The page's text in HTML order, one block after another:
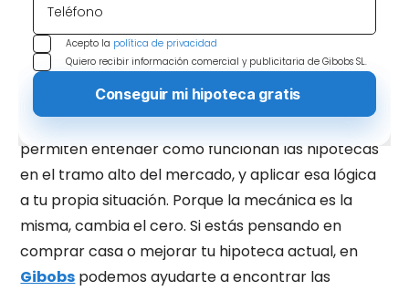
Teléfono
Acepto la política de privacidad
Quiero recibir información comercial y publicitaria de Gibobs SL.
del planeta.
privada en Miami, propiedades millonarias
una historia personal que convirtió sus casas en
noticias de portada.
Más allá del morbo, estas propiedades nos
permiten entender cómo funcionan las hipotecas
en el tramo alto del mercado, y aplicar esa lógica
a tu propia situación. Porque la mecánica es la
misma, cambia el cero. Si estás pensando en
comprar casa o mejorar tu hipoteca actual, en
Gibobs podemos ayudarte a encontrar las